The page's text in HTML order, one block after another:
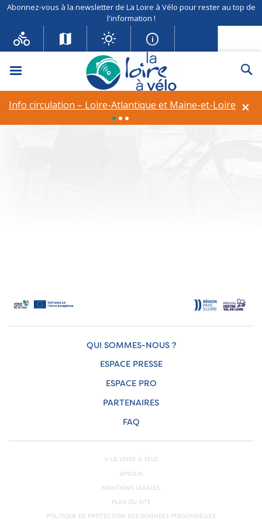
Abonnez-vous à la newsletter de La Loire à Vélo pour rester au top de
l'information !
Menu
×
Info circulation – Loire-Atlantique et Maine-et-Loire
Info circulation – Déviation à
Rilly-sur-Loire
style :Barok
QUI SOMMES-NOUS ?
ESPACE PRESSE
ESPACE PRO
PARTENAIRES
FAQ
© LA LOIRE À VÉLO
APSULIS
MENTIONS LÉGALES
PLAN DU SITE
POLITIQUE DE PROTECTION DES DONNÉES PERSONNELLES